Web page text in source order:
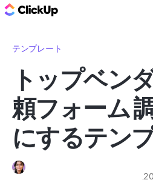
テンプレート
トップベン
頼フォーム
にするテン